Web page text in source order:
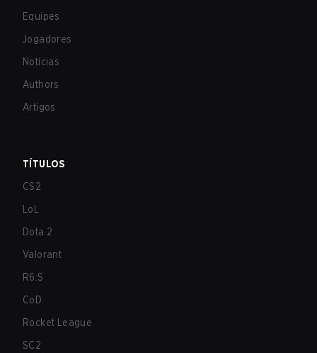
Equipes
Jogadores
Notícias
Authors
Artigos
TÍTULOS
CS2
LoL
Dota 2
Valorant
R6:S
CoD
Rocket League
SC2